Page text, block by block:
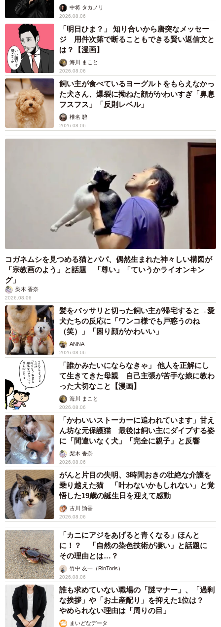
未熟」中将 タカノリ
2026.08.06
「明日ひま？」 知り合いから唐突なメッセー
ジ 用件次第で断ることもできる賢い返信文と
は？【漫画】
海川 まこと
2026.08.06
飼い主が食べているヨーグルトをもらえなかっ
た犬さん、爆裂に拗ねた顔がかわいすぎ「鼻息
フスフス」「反則レベル」
椎名 碧
2026.08.06
コガネムシを見つめる猫とパパ、偶然生まれた神々しい構図が
「宗教画のよう」と話題 「尊い」「ていうかライオンキン
グ」
梨木 香奈
2026.08.06
髪をバッサリと切った飼い主が帰宅すると→愛
犬たちの反応に「ワンコ様でも戸惑うのね
（笑）」「困り顔がかわいい」
ANNA
2026.08.06
「誰かみたいにならなきゃ」 他人を正解にし
て生きてきた母親 自己主張が苦手な娘に教わ
った大切なこと【漫画】
海川 まこと
2026.08.06
「かわいいストーカーに追われています」甘え
ん坊な元保護猫 最後は飼い主にダイブする姿
に「間違いなく犬」「完全に親子」と反響
梨木 香奈
2026.08.06
がんと片目の失明、3時間おきの壮絶な介護を
乗り越えた猫 「叶わないかもしれない」と覚
悟した19歳の誕生日を迎えて感動
古川 諭香
2026.08.06
「カニにアジをあげると青くなる」ほんと
に！？ 「自然の染色技術が凄い」と話題に
その理由とは…？
竹中 友一（RinToris）
2026.08.06
誰も求めていない職場の「謎マナー」、「過剰
な挨拶」や「お土産配り」を抑えた1位は？
やめられない理由は「周りの目」
まいどなデータ